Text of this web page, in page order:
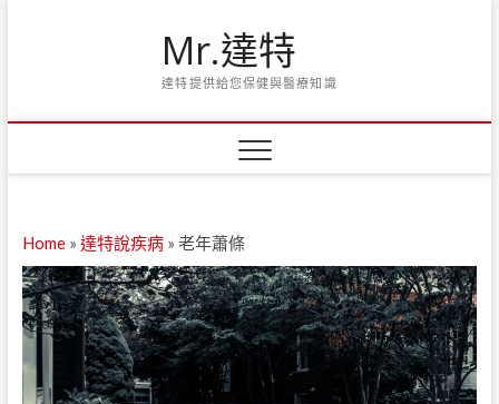
Mr.達特
達特提供給您保健與醫療知識
Home» 達特說疾病» 老年蕭條